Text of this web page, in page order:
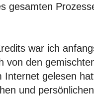
gesamten
war ich
von den
Internet gelesen
und persönlichen